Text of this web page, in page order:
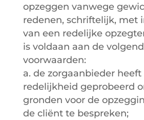
opzeggen vanwege
redenen, schriftelijk, met
van een redelijke
is voldaan aan de
voorwaarden:
a. de zorgaanbieder heeft
redelijkheid geprobeerd
gronden voor de
de cliënt te bespreken;